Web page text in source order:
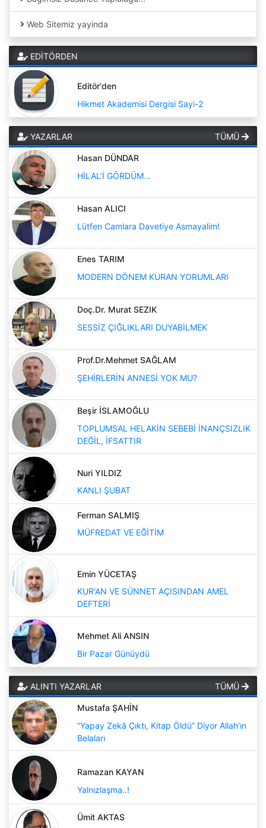
Web Sitemiz yayinda
EDİTÖRDEN
Editör'den
Hikmet Akademisi Dergisi Sayi-2
YAZARLAR TÜMÜ
Hasan DÜNDAR
HİLAL’İ GÖRDÜM…
Hasan ALICI
Lütfen Camlara Davetiye Asmayalim!
Enes TARIM
MODERN DÖNEM KURAN YORUMLARI
Doç.Dr. Murat SEZIK
SESSİZ ÇIĞLIKLARI DUYABİLMEK
Prof.Dr.Mehmet SAĞLAM
ŞEHİRLERİN ANNESİ YOK MU?
Beşir İSLAMOĞLU
TOPLUMSAL HELAKİN SEBEBİ İNANÇSIZLIK
DEĞİL, İFSATTIR
Nuri YILDIZ
KANLI ŞUBAT
Ferman SALMIŞ
MÜFREDAT VE EĞİTİM
Emin YÜCETAŞ
KUR'AN VE SÜNNET AÇISINDAN AMEL
DEFTERİ
Mehmet Ali ANSIN
Bir Pazar Günüydü
ALINTI YAZARLAR TÜMÜ
Mustafa ŞAHİN
“Yapay Zekâ Çıktı, Kitap Öldü” Diyor Allah’ın
Belaları
Ramazan KAYAN
Yalnızlaşma..!
Ümit AKTAS